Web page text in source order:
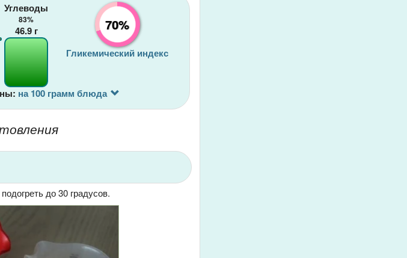
Углеводы
83%
46.9г 70%
Гликемический индекс
на 100 грамм блюда
до 30 градусов.